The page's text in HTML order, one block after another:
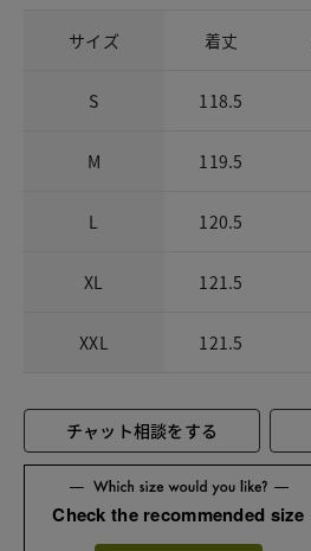
サイズ 着丈
S 118.5
M 119.5
L 120.5
XL 121.5
XXL 121.5
チャット相談をする
Check the recommended size